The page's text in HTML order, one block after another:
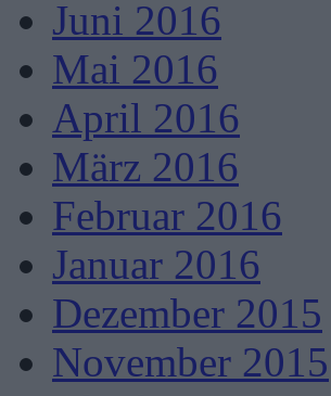
Juni 2016
Mai 2016
April 2016
März 2016
Februar 2016
Januar 2016
Dezember 2015
November 2015